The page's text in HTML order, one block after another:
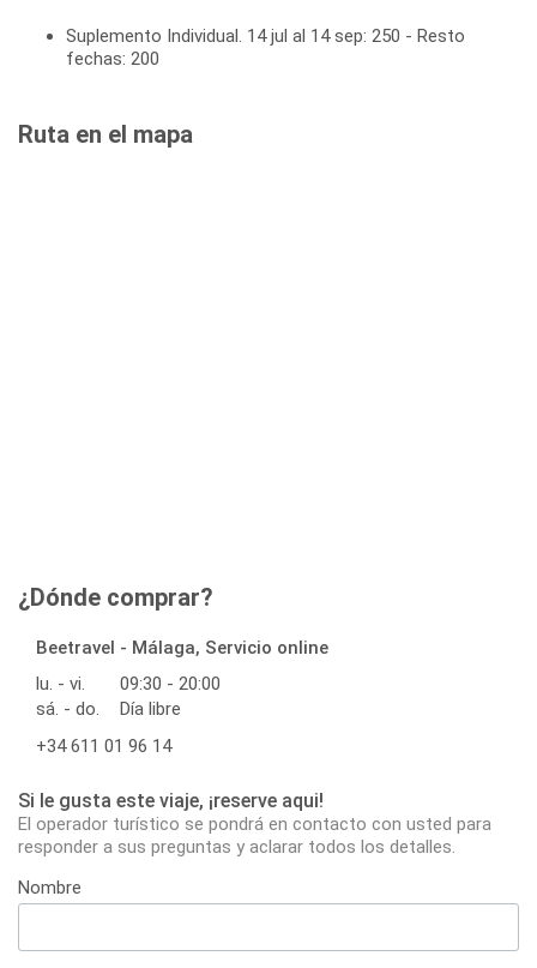
Suplemento Individual. 14 jul al 14 sep: 250 - Resto
fechas: 200
Ruta en el mapa
¿Dónde comprar?
Beetravel - Málaga, Servicio online
lu. - vi.
09:30 - 20:00
sá. - do.
Día libre
+34 611 01 96 14
Si le gusta este viaje, ¡reserve aqui!
El operador turístico se pondrá en contacto con usted para
responder a sus preguntas y aclarar todos los detalles.
Nombre